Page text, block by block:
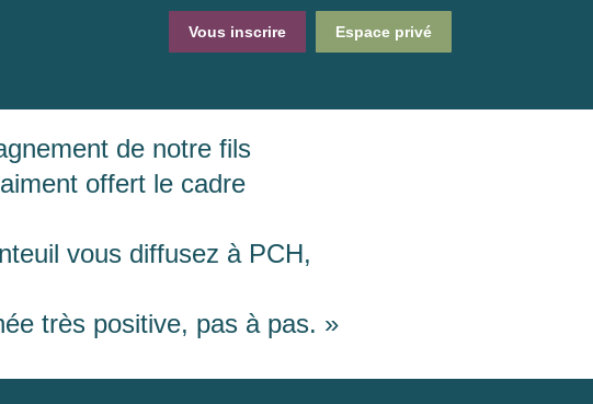
Vous inscrire Espace privé
de notre fils
offert le cadre
vous diffusez à PCH,
très positive, pas à pas. »